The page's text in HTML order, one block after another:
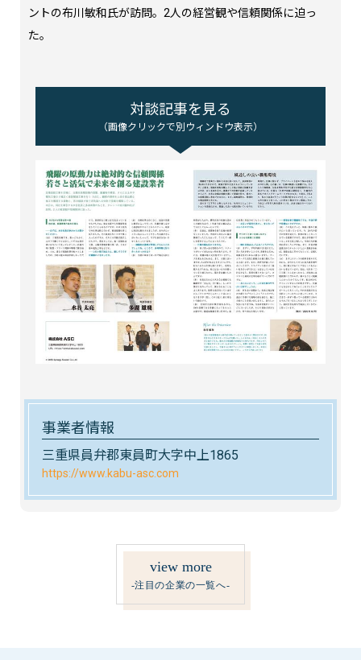
ントの布川敏和氏が訪問。2人の経営観や信頼関係に迫っ
た。
対談記事を見る
（画像クリックで別ウィンドウ表示）
事業者情報
三重県員弁郡東員町大字中上1865
https://www.kabu-asc.com
view more
-注目の企業の一覧へ-